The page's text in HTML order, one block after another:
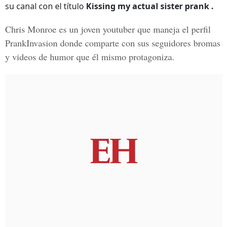
su canal con el título Kissing my actual sister prank .
Chris Monroe es un joven youtuber que maneja el perfil
PrankInvasion donde comparte con sus seguidores bromas
y videos de humor que él mismo protagoniza.